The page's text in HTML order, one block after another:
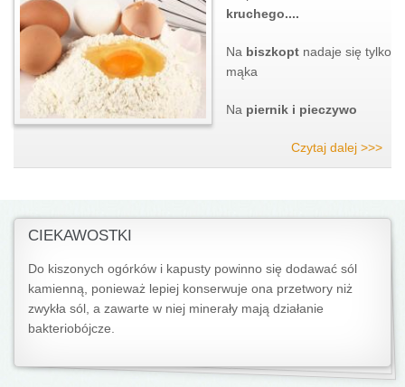
kruchego....
Na biszkopt nadaje się tylko
mąka
Na piernik i pieczywo
Czytaj dalej >>>
CIEKAWOSTKI
Do kiszonych ogórków i kapusty powinno się dodawać sól
kamienną, ponieważ lepiej konserwuje ona przetwory niż
zwykła sól, a zawarte w niej minerały mają działanie
bakteriobójcze.